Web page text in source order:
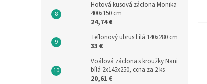
Hotová kusová záclona Monika
400x150 cm
24,74 €
Teflonový ubrus bílá 140x280 cm
33 €
Voálová záclona s kroužky Nani
bílá 2x145x250, cena za 2 ks
20,61 €